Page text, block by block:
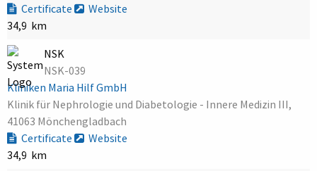
Certificate
Website
34,9 km
NSK
NSK-039
Kliniken Maria Hilf GmbH
Klinik für Nephrologie und Diabetologie - Innere Medizin III,
41063 Mönchengladbach
Certificate
Website
34,9 km